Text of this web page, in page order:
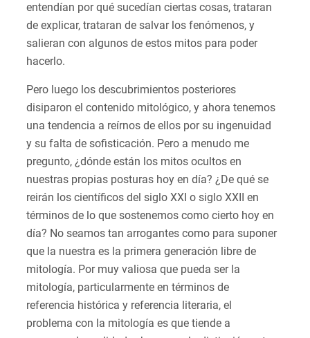
entendían por qué sucedían ciertas cosas, trataran
de explicar, trataran de salvar los fenómenos, y
salieran con algunos de estos mitos para poder
hacerlo.
Pero luego los descubrimientos posteriores
disiparon el contenido mitológico, y ahora tenemos
una tendencia a reírnos de ellos por su ingenuidad
y su falta de sofisticación. Pero a menudo me
pregunto, ¿dónde están los mitos ocultos en
nuestras propias posturas hoy en día? ¿De qué se
reirán los científicos del siglo XXI o siglo XXII en
términos de lo que sostenemos como cierto hoy en
día? No seamos tan arrogantes como para suponer
que la nuestra es la primera generación libre de
mitología. Por muy valiosa que pueda ser la
mitología, particularmente en términos de
referencia histórica y referencia literaria, el
problema con la mitología es que tiende a